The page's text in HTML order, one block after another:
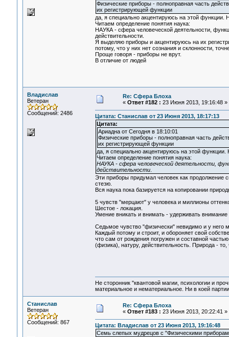
Физические приборы - полноправная часть
их регистрирующей функции
да, я специально акцентируюсь на этой функции.
Читаем определение понятия наука:
НАУКА - сфера человеческой деятельности,
действительности.
Я выделяю приборы и акцентируюсь на их
потому, что у них нет сознания и склонности,
Проще говоря - приборы не врут.
В отличие от людей
Владислав
Ветеран
Сообщений: 2486
Re: Сфера Блоха
« Ответ #182 : 23 Июня 2013, 19:16:48 »
Цитата: Станислав от 23 Июня 2013, 18:17:13
Цитата:
Ариадна от Сегодня в 18:10:01
Физические приборы - полноправная часть
их регистрирующей функции
да, я специально акцентируюсь на этой функции.
Читаем определение понятия наука:
НАУКА - сфера человеческой деятельности,
действительности.
Эти приборы придумал человек как продолжение
стезю.
Вся наука пока базируется на копировании
5 чувств "мерцают" у человека и миллионы
Шестое - локация.
Умение вникать и внимать - удерживать
Седьмое чувство "физически" невидимо и у него
Каждый потому и строит, и обороняет свой
что сам от рождения погружен и составной
(физика), натуру, действительность. Природа -
Не сторонник "квантовой магии, психологии и
материальное и нематериальное. Ни в коей
Станислав
Ветеран
Сообщений: 867
Re: Сфера Блоха
« Ответ #183 : 23 Июня 2013, 20:22:41 »
Цитата: Владислав от 23 Июня 2013, 19:16:48
Семь слепых мудрецов с "Физическими